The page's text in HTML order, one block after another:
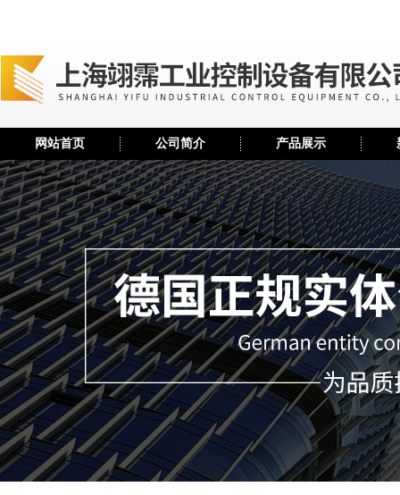
网站首页 公司简介 产品展示